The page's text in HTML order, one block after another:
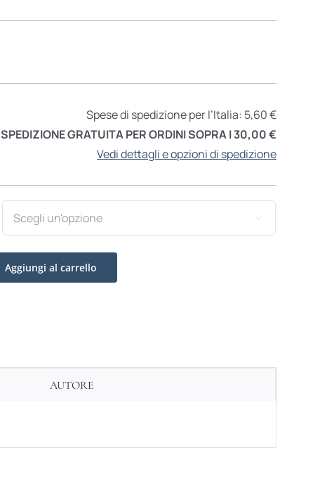
Spese di spedizione per l’Italia: 5,60 €
SPEDIZIONE GRATUITA PER ORDINI SOPRA I 30,00 €
Vedi dettagli e opzioni di spedizione

Aggiungi al carrello
AUTORE